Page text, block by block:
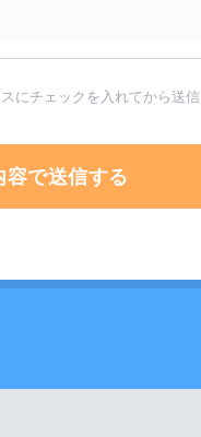
にチェックを入れてから送信